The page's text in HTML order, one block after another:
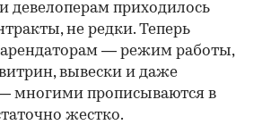
девелоперам приходилось
не редки. Теперь
арендаторам — режим работы,
вывески и даже
многими прописываются в
жестко.